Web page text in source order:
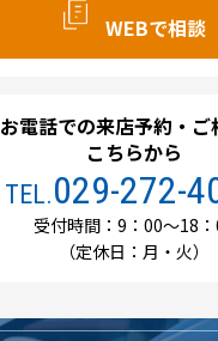
WEBで相談
お電話での来店予約・ご
こちらから
TEL.029-272-
受付時間：9：00～18
（定休日：月・火）